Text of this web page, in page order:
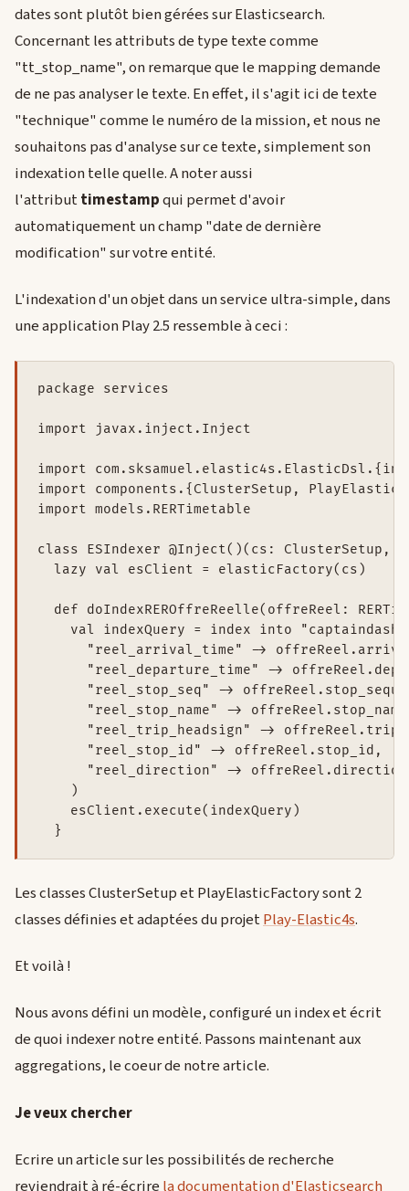
dates sont plutôt bien gérées sur Elasticsearch.
Concernant les attributs de type texte comme
"tt_stop_name", on remarque que le mapping demande
de ne pas analyser le texte. En effet, il s'agit ici de texte
"technique" comme le numéro de la mission, et nous ne
souhaitons pas d'analyse sur ce texte, simplement son
indexation telle quelle. A noter aussi
l'attributtimestampqui permet d'avoir
automatiquement un champ "date de dernière
modification" sur votre entité.
L'indexation d'un objet dans un service ultra-simple, dans
une application Play 2.5 ressemble à ceci :
package services
import javax.inject.Inject
import
import components.{ClusterSetup,
import models.RERTimetable
class ESIndexer @Inject()(cs:
  lazy val esClient = elasticFactory(cs)
def doIndexREROffreReelle(offreReel:
val indexQuery = index into
"reel_arrival_time" ->
"reel_departure_time" ->
"reel_stop_seq" ->
"reel_stop_name" ->
"reel_trip_headsign" ->
      "reel_stop_id" -> offreReel.stop_id,
      "reel_direction" -> offreReel.direction
    )
    esClient.execute(indexQuery)
  }
Les classes ClusterSetup et PlayElasticFactory sont 2
classes définies et adaptées du projetPlay-Elastic4s.
Et voilà !
Nous avons défini un modèle, configuré un index et écrit
de quoi indexer notre entité. Passons maintenant aux
aggregations, le coeur de notre article.
Je veux chercher
Ecrire un article sur les possibilités de recherche
reviendrait à ré-écrirela documentation d'Elasticsearch